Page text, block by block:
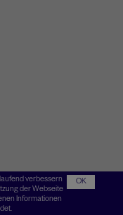
verbessern
der Webseite
Informationen
OK